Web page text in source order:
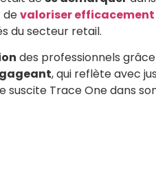
devaloriser
du secteur retail.
des professionnels
, qui reflète avec
Trace One dans